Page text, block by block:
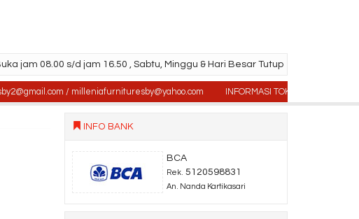
jam 08.00 s/d jam 16.50 , Sabtu, Minggu & Hari Besar Tutup
/ milleniafurnituresby@yahoo.com INFORMASI TOKO : Jl. Sidosermo II / 76
INFO BANK
BCA
Rek. 5120598831
An. Nanda Kartikasari